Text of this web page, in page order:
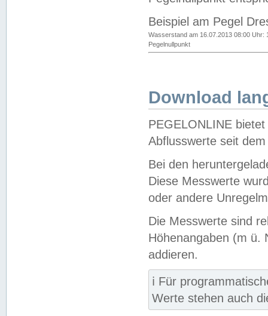
Beispiel am Pegel
Wasserstand am 16.07.2013 08:00 Uhr:
Pegelnullpunkt
Download
PEGELONLINE
Abflusswerte seit
Bei den
Diese Messwerte
oder andere
Die Messwerte sind
Höhenangaben (m ü.
addieren.
ℹ️ Für
Werte stehen auch